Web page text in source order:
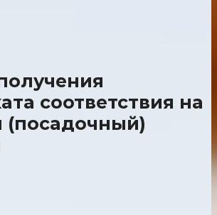
соответствия на
(посадочный)